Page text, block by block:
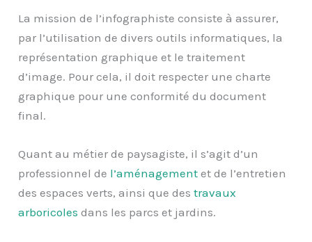
La mission de l’infographiste consiste à assurer,
par l’utilisation de divers outils informatiques, la
représentation graphique et le traitement
d’image. Pour cela, il doit respecter une charte
graphique pour une conformité du document
final.
Quant au métier de paysagiste, il s’agit d’un
professionnel de l’aménagement et de l’entretien
des espaces verts, ainsi que destravaux
arboricoles dans les parcs et jardins.